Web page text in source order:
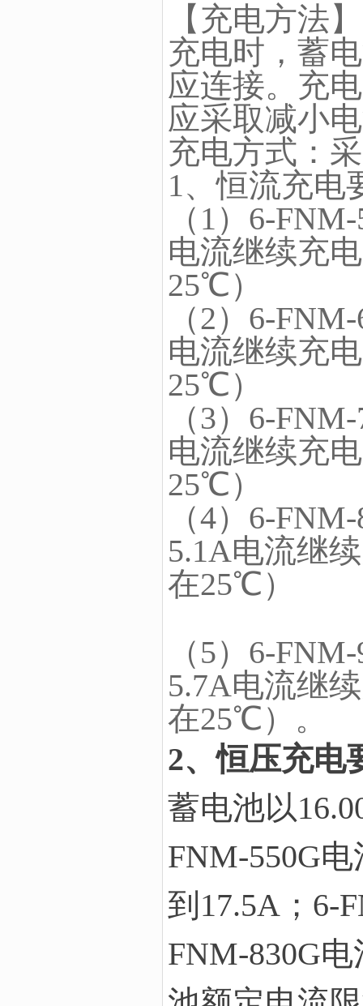
【充电方法】
充电时，蓄
应连接。充
应采取减小
充电方式：
1、恒流充电
（1）6-
电流继续充
25℃）
（2）6-
电流继续充
25℃）
（3）6-
电流继续充
25℃）
（4）6-
5.1A电流继
在25℃）
（5）6-
5.7A电流继
在25℃）。
2、恒压充电
蓄电池以
FNM-550G电
到 17.5A ； 6-
FNM-830G电